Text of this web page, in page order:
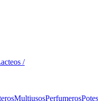
/
MultiusosPerfumerosPotes